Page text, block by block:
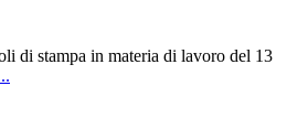
di stampa in materia di lavoro del 13